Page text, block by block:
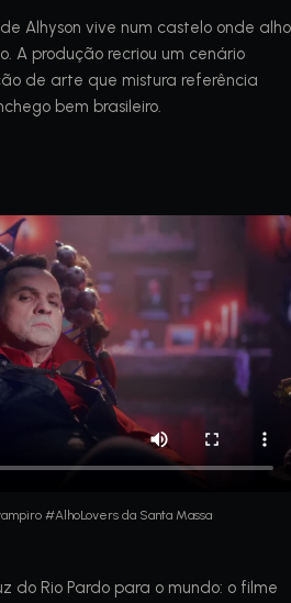
Alhyson vive num castelo onde alho
A produção recriou um cenário
de arte que mistura referência
bem brasileiro.
#AlhoLovers da Santa Massa
do Rio Pardo para o mundo: o filme